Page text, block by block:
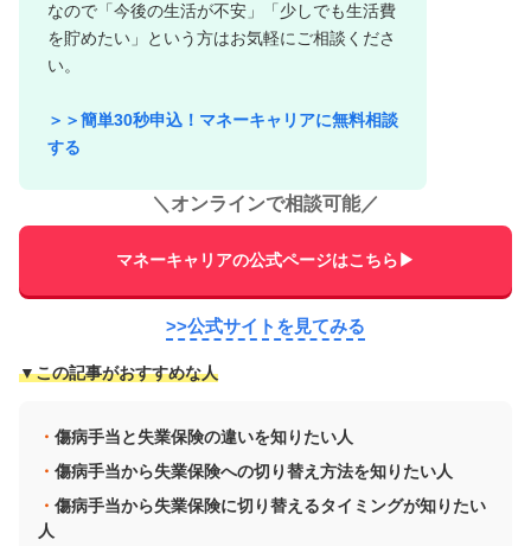
なので「今後の生活が不安」「少しでも生活費
を貯めたい」という方はお気軽にご相談くださ
い。
＞＞簡単30秒申込！マネーキャリアに無料相談
する
＼ オンラインで相談可能／
マネーキャリアの公式ページはこちら▶
>>公式サイトを見てみる
▼この記事がおすすめな人
傷病手当と失業保険の違いを知りたい人
傷病手当から失業保険への切り替え方法を知りたい人
傷病手当から失業保険に切り替えるタイミングが知りたい
人